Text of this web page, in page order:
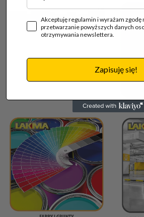
Akceptuję regulamin i wyrażam zgodę
przetwarzanie powyższych danych
otrzymywania newslettera.
Zapisuję się!